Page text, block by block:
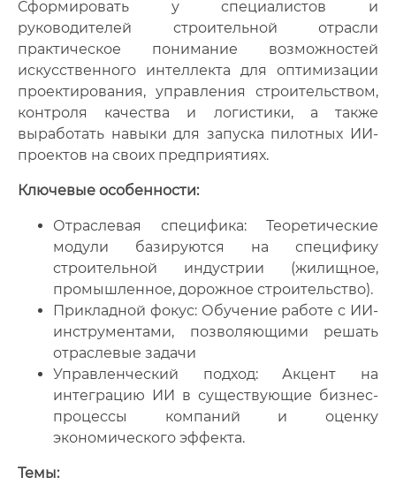
Сформировать у специалистов и
руководителей строительной отрасли
практическое понимание возможностей
искусственного интеллекта для оптимизации
проектирования, управления строительством,
контроля качества и логистики, а также
выработать навыки для запуска пилотных ИИ-
проектов на своих предприятиях.
Ключевые особенности:
Отраслевая специфика: Теоретические
модули базируются на специфику
строительной индустрии (жилищное,
промышленное, дорожное строительство).
Прикладной фокус: Обучение работе с ИИ-
инструментами, позволяющими решать
отраслевые задачи
Управленческий подход: Акцент на
интеграцию ИИ в существующие бизнес-
процессы компаний и оценку
экономического эффекта.
Темы: